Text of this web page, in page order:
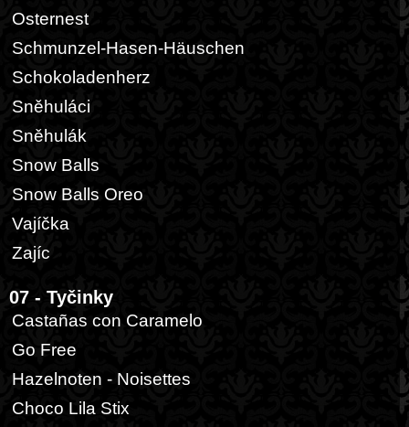
Osternest
Schmunzel-Hasen-Häuschen
Schokoladenherz
Sněhuláci
Sněhulák
Snow Balls
Snow Balls Oreo
Vajíčka
Zajíc
07 - Tyčinky
Castañas con Caramelo
Go Free
Hazelnoten - Noisettes
Choco Lila Stix